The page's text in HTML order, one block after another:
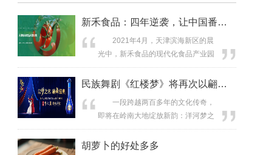
新禾食品：四年逆袭，让中国番茄红遍全
2021年4月，天津滨海新区的晨
光中，新禾食品的现代化食品产业园
破土动工，埋下“让中国番茄走向世
界”的种子。历经四年，这家初创企业
特新企业，以“东方红宝石”般的番茄制
品，在全球市场书写中国食品工业传
禾食品坐拥天津港黄金港口优势...
民族舞剧《红楼梦》将再次以翩跹舞姿，
一段跨越两百多年的文化传奇，
即将在岭南大地绽放新韵：洋河梦之
蓝M6＋与民族舞剧《红楼梦》将在名
酒与佳作的共鸣中，开启一场醉心入
胡萝卜的好处多多